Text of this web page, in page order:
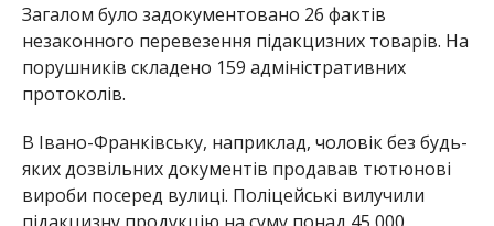
Загалом було задокументовано 26 фактів
незаконного перевезення підакцизних товарів. На
порушників складено 159 адміністративних
протоколів.
В Івано-Франківську, наприклад, чоловік без будь-
яких дозвільних документів продавав тютюнові
вироби посеред вулиці. Поліцейські вилучили